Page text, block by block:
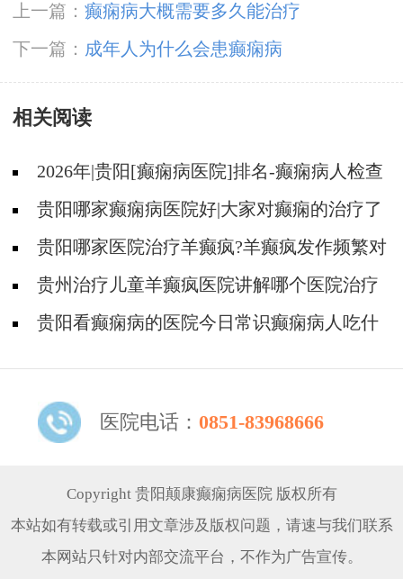
上一篇： 癫痫病大概需要多久能治疗
下一篇： 成年人为什么会患癫痫病
相关阅读
2026年|贵阳[癫痫病医院]排名-癫痫病人检查
对身体有影响吗?
贵阳哪家癫痫病医院好|大家对癫痫的治疗了
解吗?贵阳哪家医院治疗羊癫疯?羊癫疯发作频繁对
身体有什么危害?
贵州治疗儿童羊癫疯医院讲解哪个医院治疗
羊儿疯好?
贵阳看癫痫病的医院今日常识癫痫病人吃什
医院电话： 0851-83968666
Copyright 贵阳颠康癫痫病医院 版权所有
本站如有转载或引用文章涉及版权问题，请速与我们联系
本网站只针对内部交流平台，不作为广告宣传。